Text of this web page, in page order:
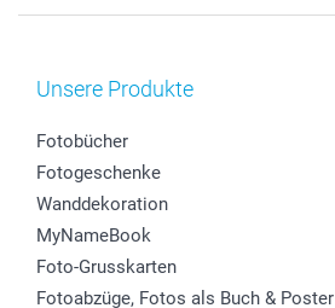
Unsere Produkte
Fotobücher
Fotogeschenke
Wanddekoration
MyNameBook
Foto-Grusskarten
Fotoabzüge, Fotos als Buch & Poster